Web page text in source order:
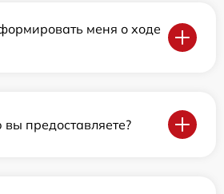
меня о ходе
предоставляете?